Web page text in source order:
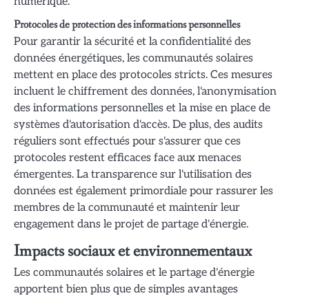
Protocoles de protection des informations personnelles
Pour garantir la sécurité et la confidentialité des
données énergétiques, les communautés solaires
mettent en place des protocoles stricts. Ces mesures
incluent le chiffrement des données, l'anonymisation
des informations personnelles et la mise en place de
systèmes d'autorisation d'accès. De plus, des audits
réguliers sont effectués pour s'assurer que ces
protocoles restent efficaces face aux menaces
émergentes. La transparence sur l'utilisation des
données est également primordiale pour rassurer les
membres de la communauté et maintenir leur
engagement dans le projet de partage d'énergie.
Impacts sociaux et environnementaux
Les communautés solaires et le partage d'énergie
apportent bien plus que de simples avantages